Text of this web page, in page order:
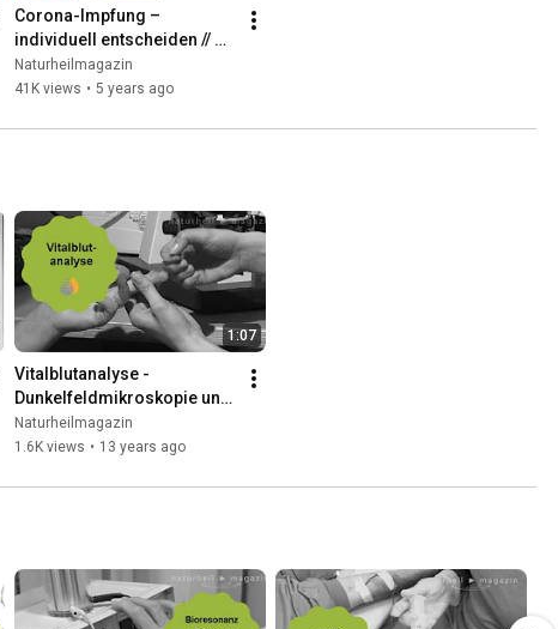
Corona-Impfung –
individuell entscheiden //
Interview mit Dr. med. Jost
Deerberg
Naturheilmagazin
41K views • 5 years ago
1:07
Vitalblutanalyse -
Dunkelfeldmikroskopie und
Blutuntersuchung - Dr. med.
Ralf Oettmeier
Naturheilmagazin
1.6K views • 13 years ago